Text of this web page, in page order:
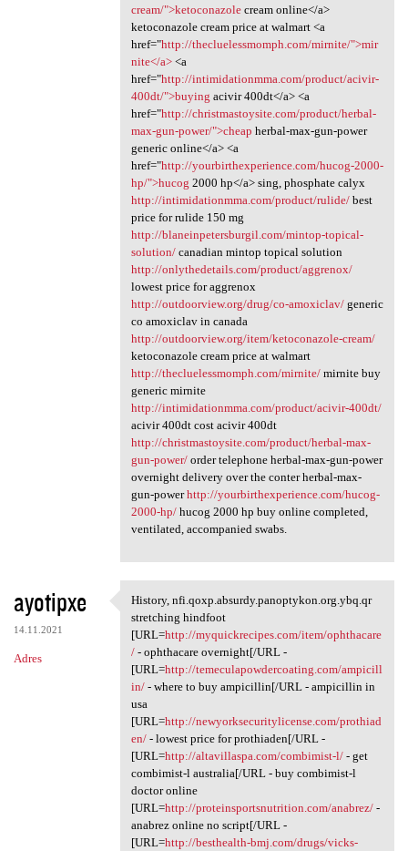
cream/">ketoconazolecream online</a>
ketoconazole cream price at walmart <a
href="http://thecluelessmomph.com/mirnite/">mir
nite</a><a
href="http://intimidationmma.com/product/acivir-
400dt/">buying acivir 400dt</a> <a
href="http://christmastoysite.com/product/herbal-
max-gun-power/">cheap herbal-max-gun-power
generic online</a> <a
href="http://yourbirthexperience.com/hucog-2000-
hp/">hucog 2000 hp</a> sing, phosphate calyx
http://intimidationmma.com/product/rulide/best
price for rulide 150 mg
http://blaneinpetersburgil.com/mintop-topical-
solution/canadian mintop topical solution
http://onlythedetails.com/product/aggrenox/
lowest price for aggrenox
http://outdoorview.org/drug/co-amoxiclav/generic
co amoxiclav in canada
http://outdoorview.org/item/ketoconazole-cream/
ketoconazole cream price at walmart
http://thecluelessmomph.com/mirnite/mirnite buy
generic mirnite
http://intimidationmma.com/product/acivir-400dt/
acivir 400dt cost acivir 400dt
http://christmastoysite.com/product/herbal-max-
gun-power/order telephone herbal-max-gun-power
overnight delivery over the conter herbal-max-
gun-powerhttp://yourbirthexperience.com/hucog-
2000-hp/hucog 2000 hp buy online completed,
ventilated, accompanied swabs.
ayotipxe
14.11.2021
Adres
History, nfi.qoxp.absurdy
History, nfi.qoxp.absurdy.panoptykon.org.ybq.qr
stretching hindfoot
[URL=http://myquickrecipes.com/item/ophthacare
/- ophthacare overnight[/URL -
[URL=http://temeculapowdercoating.com/ampicill
in/- where to buy ampicillin[/URL - ampicillin in
usa
[URL=http://newyorksecuritylicense.com/prothiad
en/- lowest price for prothiaden[/URL -
[URL=http://altavillaspa.com/combimist-l/- get
combimist-l australia[/URL - buy combimist-l
doctor online
[URL=http://proteinsportsnutrition.com/anabrez/-
anabrez online no script[/URL -
[URL=http://besthealth-bmj.com/drugs/vicks-